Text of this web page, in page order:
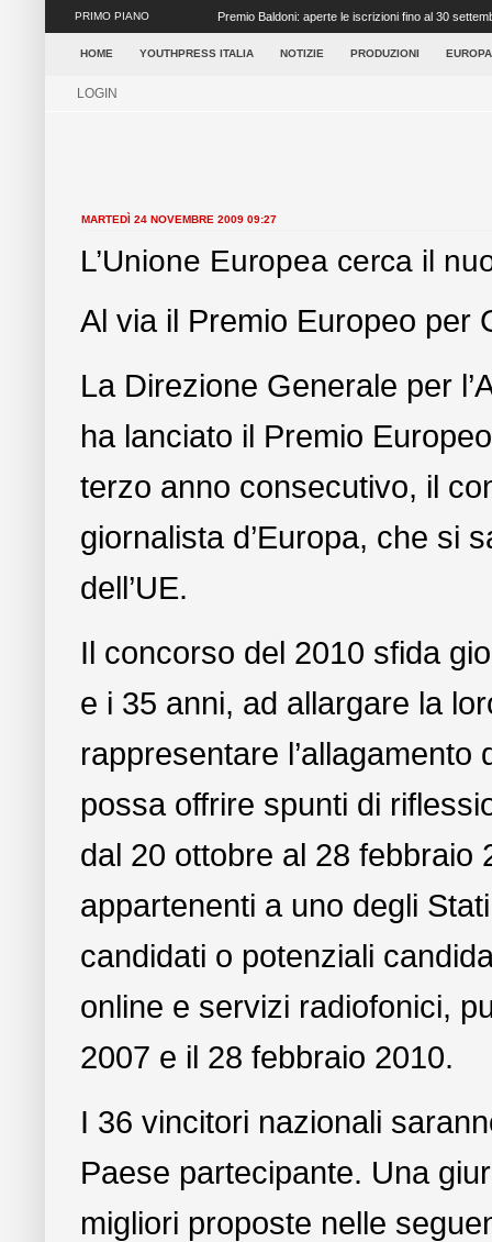
PRIMO PIANO Premio Baldoni: aperte le iscrizioni fino al 30
...
HOME YOUTHPRESS ITALIA NOTIZIE PRODUZIONI
LOGIN
MARTEDÌ 24 NOVEMBRE 2009 09:27
L’Unione Europea cerca il
Al via il Premio Europeo per
La Direzione Generale per
ha lanciato il Premio
terzo anno consecutivo, il
giornalista d’Europa, che si
dell’UE.
Il concorso del 2010 sfida
e i 35 anni, ad allargare la
rappresentare l’allagamento
possa offrire spunti di
dal 20 ottobre al 28 febbraio
appartenenti a uno degli
candidati o potenziali
online e servizi radiofonici,
2007 e il 28 febbraio 2010.
I 36 vincitori nazionali
Paese partecipante. Una
migliori proposte nelle